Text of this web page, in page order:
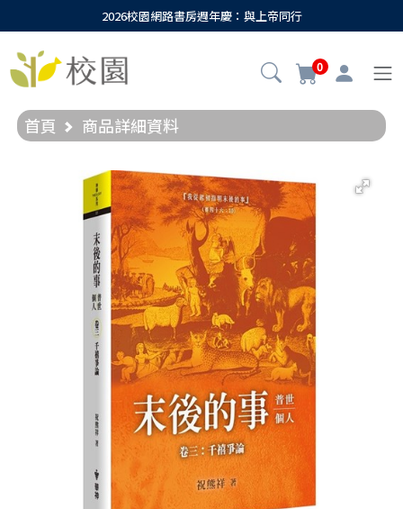
2026校園網路書房週年慶：與上帝同行
0
首頁 商品詳細資料